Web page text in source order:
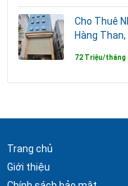
Cho Thuê
Hàng
72 Triệu/tháng
Trang chủ
Giới thiệu